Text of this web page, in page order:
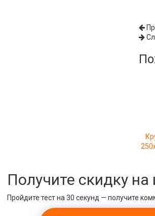
Получите скидку на
Пройдите тест на 30 секунд — получите